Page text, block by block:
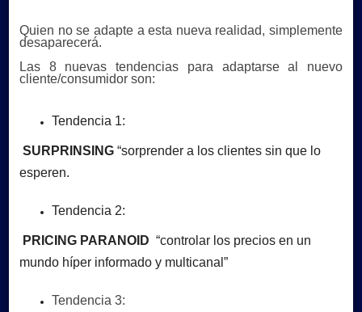
Quien no se adapte a esta nueva realidad, simplemente
desaparecerá.
Las 8 nuevas tendencias para adaptarse al nuevo
cliente/consumidor son:
Tendencia 1:
SURPRINSING“sorprender a los clientes sin que lo
esperen.
Tendencia 2:
PRICING PARANOID “controlar los precios en un
mundo híper informado y multicanal”
Tendencia 3: